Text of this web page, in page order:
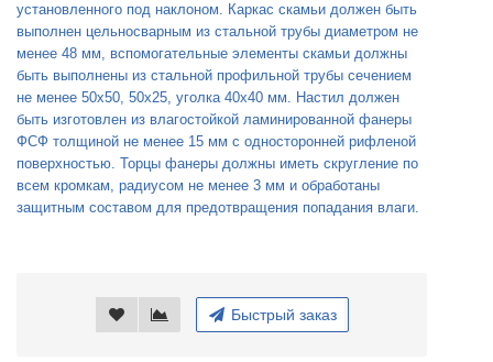
установленного под наклоном. Каркас скамьи должен быть
выполнен цельносварным из стальной трубы диаметром не
менее 48 мм, вспомогательные элементы скамьи должны
быть выполнены из стальной профильной трубы сечением
не менее 50x50, 50x25, уголка 40x40 мм. Настил должен
быть изготовлен из влагостойкой ламинированной фанеры
ФСФ толщиной не менее 15 мм с односторонней рифленой
поверхностью. Торцы фанеры должны иметь скругление по
всем кромкам, радиусом не менее 3 мм и обработаны
защитным составом для предотвращения попадания влаги.
Быстрый заказ